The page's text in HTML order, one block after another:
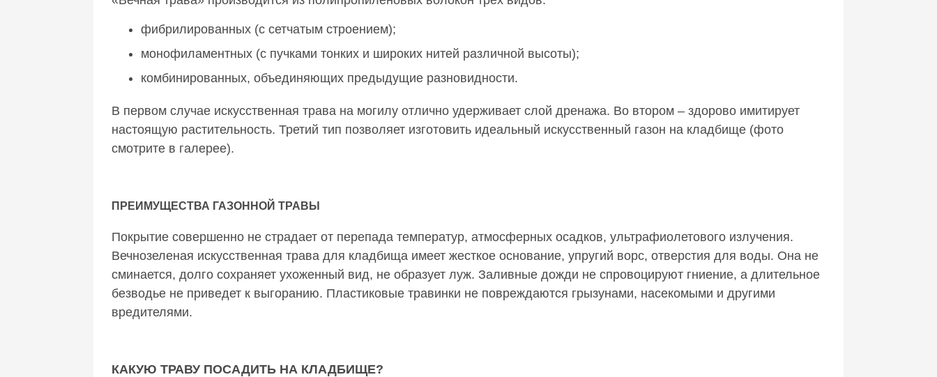
фибрилированных (с сетчатым строением);
монофиламентных (с пучками тонких и широких нитей различной высоты);
комбинированных, объединяющих предыдущие разновидности.
В первом случае искусственная трава на могилу отлично удерживает слой дренажа. Во втором – здорово имитирует
настоящую растительность. Третий тип позволяет изготовить идеальный искусственный газон на кладбище (фото
смотрите в галерее).
ПРЕИМУЩЕСТВА ГАЗОННОЙ ТРАВЫ
Покрытие совершенно не страдает от перепада температур, атмосферных осадков, ультрафиолетового излучения.
Вечнозеленая искусственная трава для кладбища имеет жесткое основание, упругий ворс, отверстия для воды. Она не
сминается, долго сохраняет ухоженный вид, не образует луж. Заливные дожди не спровоцируют гниение, а длительное
безводье не приведет к выгоранию. Пластиковые травинки не повреждаются грызунами, насекомыми и другими
вредителями.
КАКУЮ ТРАВУ ПОСАДИТЬ НА КЛАДБИЩЕ?